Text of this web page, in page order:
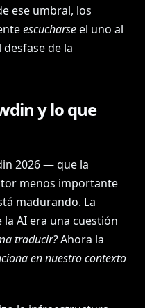
ese umbral, los
escucharseel uno al
de la
y lo que
2026 — que la
menos importante
madurando. La
AI era una cuestión
traducir?Ahora la
en nuestro contexto